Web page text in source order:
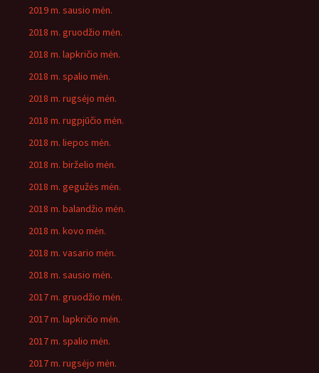
2019 m. sausio mėn.
2018 m. gruodžio mėn.
2018 m. lapkričio mėn.
2018 m. spalio mėn.
2018 m. rugsėjo mėn.
2018 m. rugpjūčio mėn.
2018 m. liepos mėn.
2018 m. birželio mėn.
2018 m. gegužės mėn.
2018 m. balandžio mėn.
2018 m. kovo mėn.
2018 m. vasario mėn.
2018 m. sausio mėn.
2017 m. gruodžio mėn.
2017 m. lapkričio mėn.
2017 m. spalio mėn.
2017 m. rugsėjo mėn.